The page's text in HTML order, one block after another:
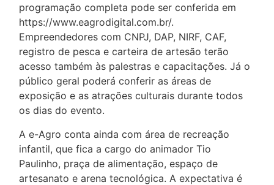
programação completa pode ser conferida em
https://www.eagrodigital.com.br/.
Empreendedores com CNPJ, DAP, NIRF, CAF,
registro de pesca e carteira de artesão terão
acesso também às palestras e capacitações. Já o
público geral poderá conferir as áreas de
exposição e as atrações culturais durante todos
os dias do evento.
A e-Agro conta ainda com área de recreação
infantil, que fica a cargo do animador Tio
Paulinho, praça de alimentação, espaço de
artesanato e arena tecnológica. A expectativa é